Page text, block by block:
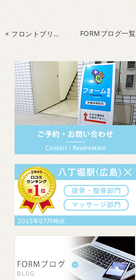
« フロントブリッジ、みなさんはどこに効いている感じがしていますか？ FORMブログ一覧